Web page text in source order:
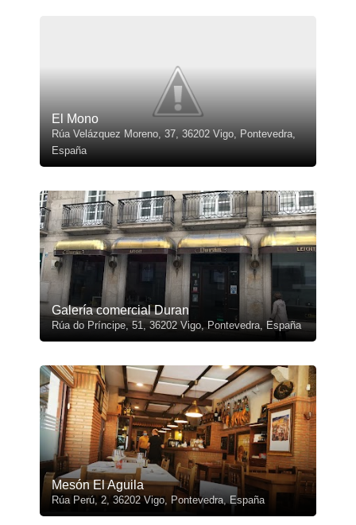
El Mono
Rúa Velázquez Moreno, 37, 36202 Vigo, Pontevedra,
España
Galería comercial Duran
Rúa do Príncipe, 51, 36202 Vigo, Pontevedra, España
Mesón El Aguila
Rúa Perú, 2, 36202 Vigo, Pontevedra, España